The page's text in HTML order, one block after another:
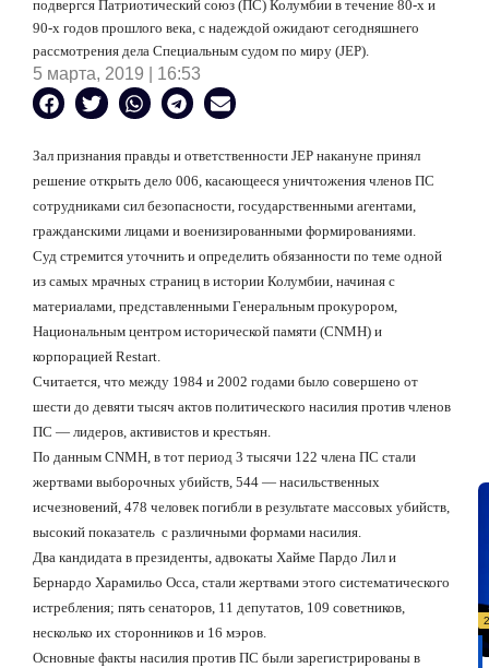
подвергся Патриотический союз (ПС) Колумбии в течение 80-х и
90-х годов прошлого века, с надеждой ожидают сегодняшнего
рассмотрения дела Специальным судом по миру (JEP).
5 марта, 2019 | 16:53
Зал признания правды и ответственности JEP накануне принял
решение открыть дело 006, касающееся уничтожения членов ПС
сотрудниками сил безопасности, государственными агентами,
гражданскими лицами и военизированными формированиями.
Суд стремится уточнить и определить обязанности по теме одной
из самых мрачных страниц в истории Колумбии, начиная с
материалами, представленными Генеральным прокурором,
Национальным центром исторической памяти (CNMH) и
корпорацией Restart.
Считается, что между 1984 и 2002 годами было совершено от
шести до девяти тысяч актов политического насилия против членов
ПС — лидеров, активистов и крестьян.
По данным CNMH, в тот период 3 тысячи 122 члена ПС стали
жертвами выборочных убийств, 544 — насильственных
исчезновений, 478 человек погибли в результате массовых убийств,
высокий показатель с различными формами насилия.
Два кандидата в президенты, адвокаты Хайме Пардо Лил и
Бернардо Харамильо Осса, стали жертвами этого систематического
истребления; пять сенаторов, 11 депутатов, 109 советников,
несколько их сторонников и 16 мэров.
Основные факты насилия против ПС были зарегистрированы в